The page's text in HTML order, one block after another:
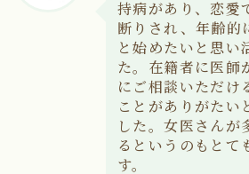
持病があり、恋愛
断りされ、年齢的
と始めたいと思い
た。在籍者に医師
にご相談いただけ
ことがありがたい
した。女医さんが
るというのもとて
す。